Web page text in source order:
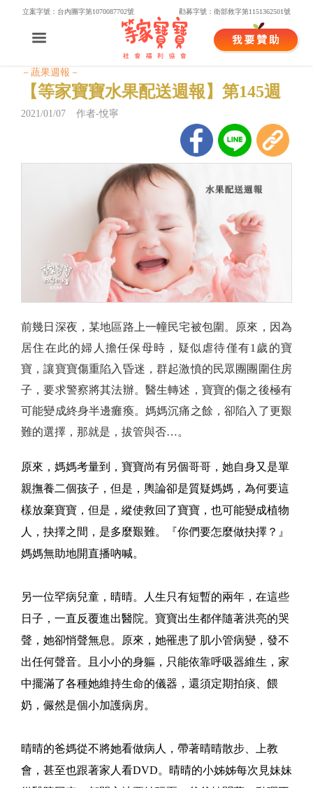
立案字號：台內團字第1070087702號 勸募字號：衛部救字第1151362501號
－蔬果週報－
【等家寶寶水果配送週報】第145週
2021/01/07 作者-悅寧
前幾日深夜，某地區路上一幢民宅被包圍。原來，因為
居住在此的婦人擔任保母時，疑似虐待僅有1歲的寶
寶，讓寶寶傷重陷入昏迷，群起激憤的民眾團團圍住房
子，要求警察將其法辦。醫生轉述，寶寶的傷之後極有
可能變成終身半邊癱瘓。媽媽沉痛之餘，卻陷入了更艱
難的選擇，那就是，拔管與否…。
原來，媽媽考量到，寶寶尚有另個哥哥，她自身又是單
親撫養二個孩子，但是，輿論卻是質疑媽媽，為何要這
樣放棄寶寶，但是，縱使救回了寶寶，也可能變成植物
人，抉擇之間，是多麼艱難。『你們要怎麼做抉擇？』
媽媽無助地開直播吶喊。
另一位罕病兒童，晴晴。人生只有短暫的兩年，在這些
日子，一直反覆進出醫院。寶寶出生都伴隨著洪亮的哭
聲，她卻悄聲無息。原來，她罹患了肌小管病變，發不
出任何聲音。且小小的身軀，只能依靠呼吸器維生，家
中擺滿了各種她維持生命的儀器，還須定期拍痰、餵
奶，儼然是個小加護病房。
晴晴的爸媽從不將她看做病人，帶著晴晴散步、上教
會，甚至也跟著家人看DVD。晴晴的小姊姊每次見妹妹